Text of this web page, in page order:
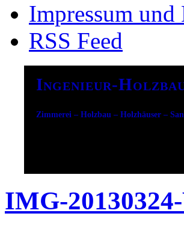
Impressum
RSS Feed
Ingenieur-
Zimmerei – Holzbau – Holzhäuser –
IMG-